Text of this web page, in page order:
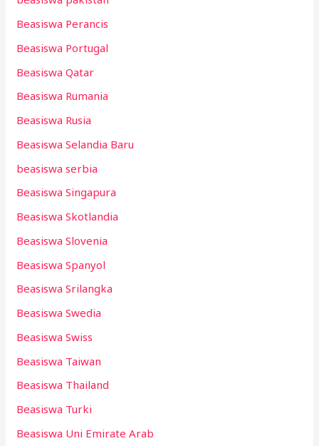
Beasiswa Perancis
Beasiswa Portugal
Beasiswa Qatar
Beasiswa Rumania
Beasiswa Rusia
Beasiswa Selandia Baru
beasiswa serbia
Beasiswa Singapura
Beasiswa Skotlandia
Beasiswa Slovenia
Beasiswa Spanyol
Beasiswa Srilangka
Beasiswa Swedia
Beasiswa Swiss
Beasiswa Taiwan
Beasiswa Thailand
Beasiswa Turki
Beasiswa Uni Emirate Arab